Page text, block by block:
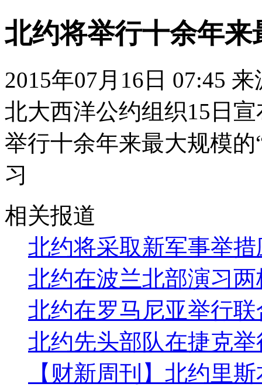
北约将举行十余年
2015年07月16日 07:45
北大西洋公约组织15日
举行十余年来最大规模
习
相关报道
北约将采取新军事举
北约在波兰北部演习
北约在罗马尼亚举行
北约先头部队在捷克
【财新周刊】北约里